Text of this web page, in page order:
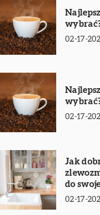
02-17-
02-17-
Jak
do
02-17-